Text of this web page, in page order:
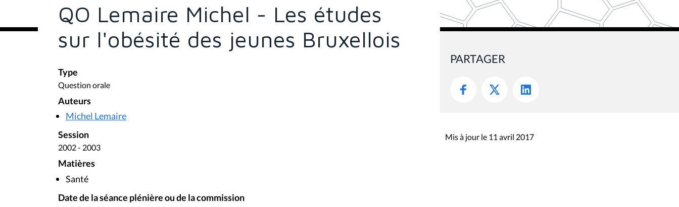
s
:
QO Lemaire Michel - Les études
sur l'obésité des jeunes Bruxellois
Type
Question orale
Auteurs
Michel Lemaire
Session
2002 - 2003
Matières
Santé
Date de la séance plénière ou de la commission
PARTAGER
Mis à jour le 11 avril 2017